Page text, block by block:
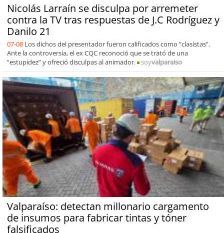
Nicolás Larraín se disculpa por arremeter
contra la TV tras respuestas de J.C Rodríguez y
Danilo 21
07-08 Los dichos del presentador fueron calificados como “clasistas”.
Ante la controversia, el ex CQC reconoció que se trató de una
“estupidez” y ofreció disculpas al animador.
soyvalparaiso
Valparaíso: detectan millonario cargamento
de insumos para fabricar tintas y tóner
falsificados